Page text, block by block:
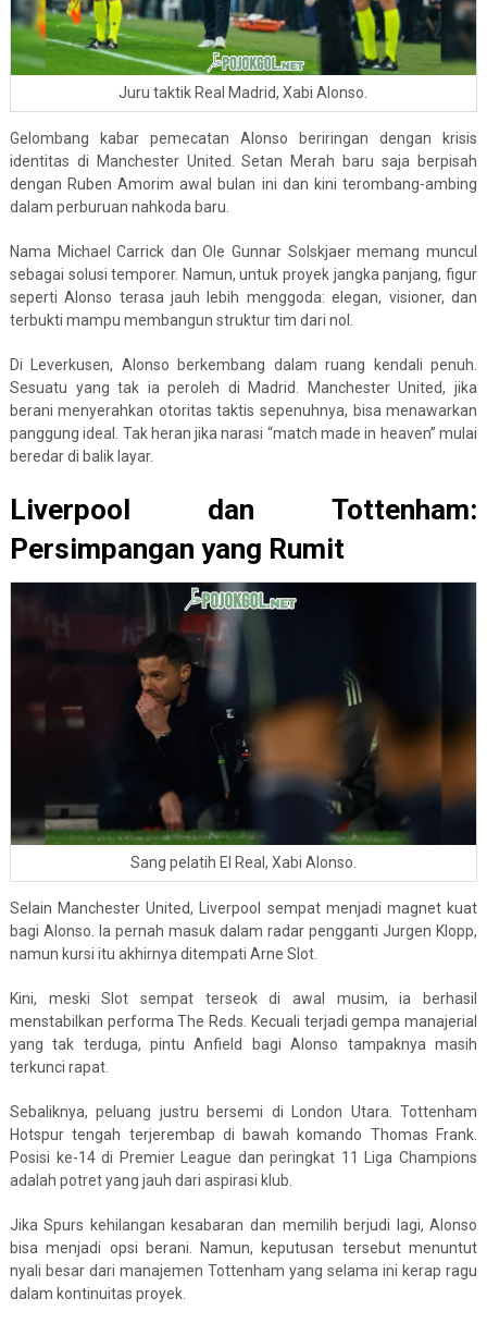
Juru taktik Real Madrid, Xabi Alonso.
Gelombang kabar pemecatan Alonso beriringan dengan krisis
identitas di Manchester United. Setan Merah baru saja berpisah
dengan Ruben Amorim awal bulan ini dan kini terombang-ambing
dalam perburuan nahkoda baru.
Nama Michael Carrick dan Ole Gunnar Solskjaer memang muncul
sebagai solusi temporer. Namun, untuk proyek jangka panjang, figur
seperti Alonso terasa jauh lebih menggoda: elegan, visioner, dan
terbukti mampu membangun struktur tim dari nol.
Di Leverkusen, Alonso berkembang dalam ruang kendali penuh.
Sesuatu yang tak ia peroleh di Madrid. Manchester United, jika
berani menyerahkan otoritas taktis sepenuhnya, bisa menawarkan
panggung ideal. Tak heran jika narasi “match made in heaven” mulai
beredar di balik layar.
Liverpool dan Tottenham:
Persimpangan yang Rumit
Sang pelatih El Real, Xabi Alonso.
Selain Manchester United, Liverpool sempat menjadi magnet kuat
bagi Alonso. Ia pernah masuk dalam radar pengganti Jurgen Klopp,
namun kursi itu akhirnya ditempati Arne Slot.
Kini, meski Slot sempat terseok di awal musim, ia berhasil
menstabilkan performa The Reds. Kecuali terjadi gempa manajerial
yang tak terduga, pintu Anfield bagi Alonso tampaknya masih
terkunci rapat.
Sebaliknya, peluang justru bersemi di London Utara. Tottenham
Hotspur tengah terjerembap di bawah komando Thomas Frank.
Posisi ke-14 di Premier League dan peringkat 11 Liga Champions
adalah potret yang jauh dari aspirasi klub.
Jika Spurs kehilangan kesabaran dan memilih berjudi lagi, Alonso
bisa menjadi opsi berani. Namun, keputusan tersebut menuntut
nyali besar dari manajemen Tottenham yang selama ini kerap ragu
dalam kontinuitas proyek.